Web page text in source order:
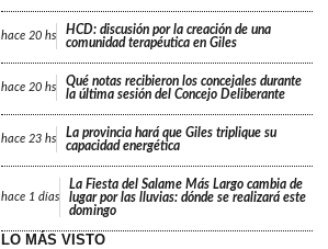
hace 20 hs
HCD: discusión por la creación de una
comunidad terapéutica en Giles
hace 20 hs
Qué notas recibieron los concejales durante
la última sesión del Concejo Deliberante
hace 23 hs
La provincia hará que Giles triplique su
capacidad energética
hace 1 días
La Fiesta del Salame Más Largo cambia de
lugar por las lluvias: dónde se realizará este
domingo
LO MÁS VISTO